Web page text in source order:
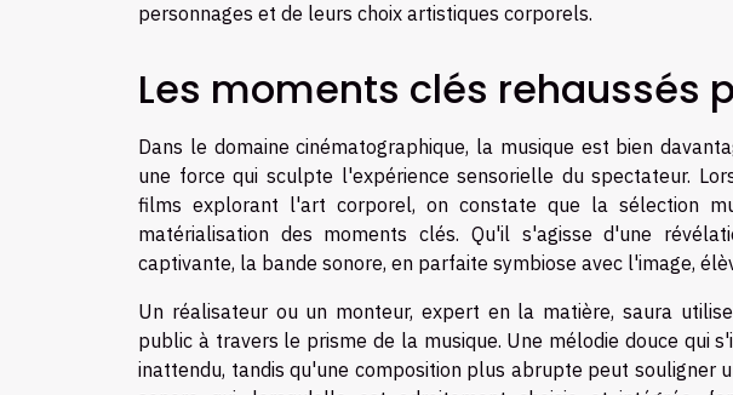
personnages et de leurs choix artistiques corporels.
Les moments clés rehaussés
Dans le domaine cinématographique, la musique est bien
une force qui sculpte l'expérience sensorielle du spectateur.
films explorant l'art corporel, on constate que la sélection
matérialisation des moments clés. Qu'il s'agisse d'une
captivante, la bande sonore, en parfaite symbiose avec l'image,
Un réalisateur ou un monteur, expert en la matière, saura
public à travers le prisme de la musique. Une mélodie douce qui
inattendu, tandis qu'une composition plus abrupte peut souligner